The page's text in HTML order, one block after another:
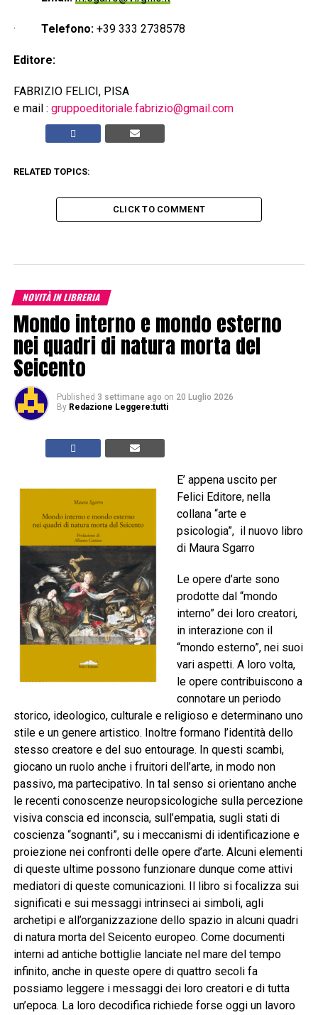
· Telefono:+39 333 2738578
Editore:
FABRIZIO FELICI, PISA
e mail : gruppoeditoriale.fabrizio@gmail.com
RELATED TOPICS:
CLICK TO COMMENT
NOVITÀ IN LIBRERIA
Mondo interno e mondo esterno
nei quadri di natura morta del
Seicento
Published 3 settimane ago on 20 Luglio 2026
By Redazione Leggere:tutti
E’ appena uscito per
Felici Editore, nella
collana “arte e
psicologia”, il nuovo libro
di Maura Sgarro
Le opere d’arte sono
prodotte dal “mondo
interno” dei loro creatori,
in interazione con il
“mondo esterno”, nei suoi
vari aspetti. A loro volta,
le opere contribuiscono a
connotare un periodo
storico, ideologico, culturale e religioso e determinano uno
stile e un genere artistico. Inoltre formano l’identità dello
stesso creatore e del suo entourage. In questi scambi,
giocano un ruolo anche i fruitori dell’arte, in modo non
passivo, ma partecipativo. In tal senso si orientano anche
le recenti conoscenze neuropsicologiche sulla percezione
visiva conscia ed inconscia, sull’empatia, sugli stati di
coscienza “sognanti”, su i meccanismi di identificazione e
proiezione nei confronti delle opere d’arte. Alcuni elementi
di queste ultime possono funzionare dunque come attivi
mediatori di queste comunicazioni. Il libro si focalizza sui
significati e sui messaggi intrinseci ai simboli, agli
archetipi e all’organizzazione dello spazio in alcuni quadri
di natura morta del Seicento europeo. Come documenti
interni ad antiche bottiglie lanciate nel mare del tempo
infinito, anche in queste opere di quattro secoli fa
possiamo leggere i messaggi dei loro creatori e di tutta
un’epoca. La loro decodifica richiede forse oggi un lavoro